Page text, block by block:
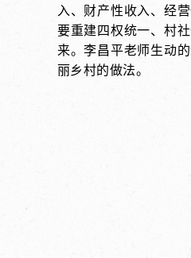
入、财产性收入、经
要重建四权统一、村
来。李昌平老师生动
丽乡村的做法。